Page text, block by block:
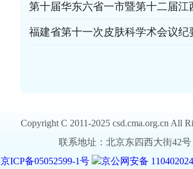
第十届华东六省一市暨第十二届
福建省第十一次皮肤科学术会议纪
Copyright C 2011-2025 csd.cma.org.cn
联系地址：北京东四西大街42号
京ICP备05052599-1号 京公网安备